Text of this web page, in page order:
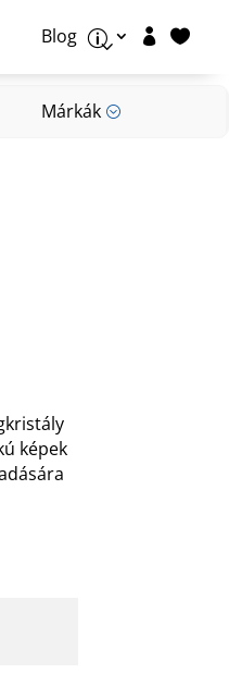
Blog p  
Márkák ;
Márkák;
képek